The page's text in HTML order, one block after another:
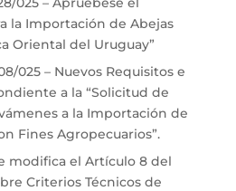
la Importación de Abejas
Oriental del Uruguay”
025 – Nuevos Requisitos e
a la “Solicitud de
a la Importación de
Fines Agropecuarios”.
modifica el Artículo 8 del
Criterios Técnicos de